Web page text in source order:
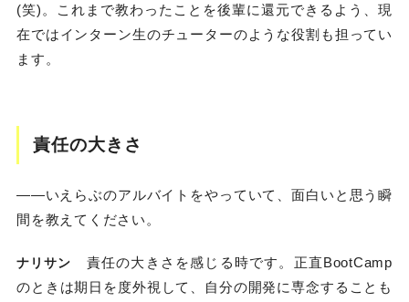
(笑)。これまで教わったことを後輩に還元できるよう、現
在ではインターン生のチューターのような役割も担ってい
ます。
責任の大きさ
――いえらぶのアルバイトをやっていて、面白いと思う瞬
間を教えてください。
ナリサン
責任の大きさを感じる時です。正直BootCamp
のときは期日を度外視して、自分の開発に専念することも